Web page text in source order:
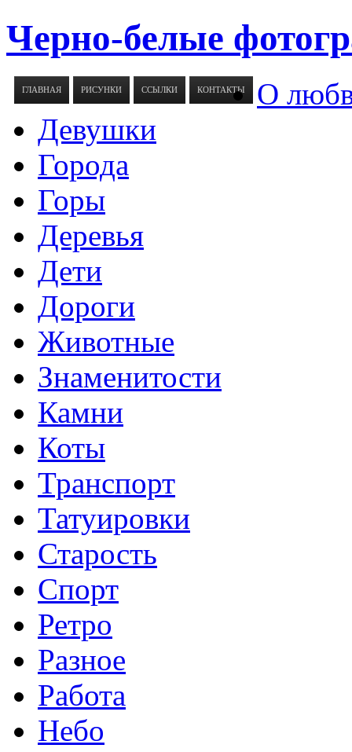
Черно-белые
ГЛАВНАЯ РИСУНКИ ССЫЛКИ КОНТАКТЫ
О
Девушки
Города
Горы
Деревья
Дети
Дороги
Животные
Знаменитости
Камни
Коты
Транспорт
Татуировки
Старость
Спорт
Ретро
Разное
Работа
Небо